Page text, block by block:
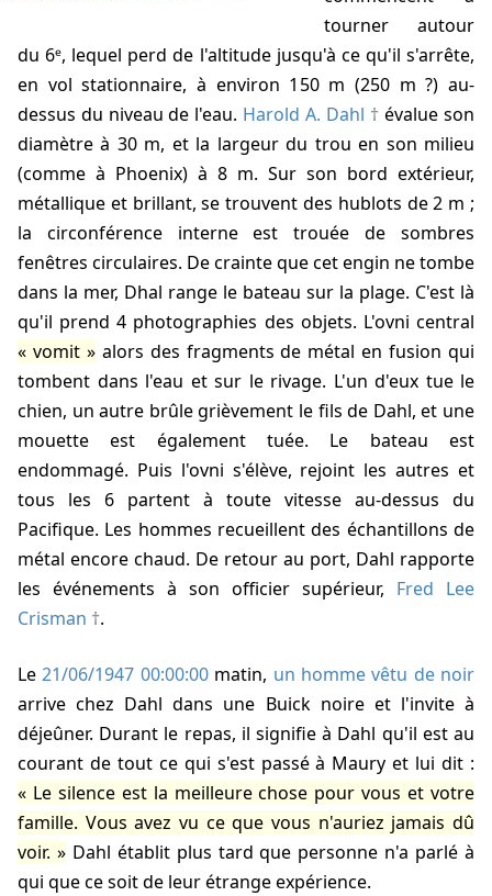
tourner autour
du 6ᵉ, lequel perd de l'altitude jusqu'à ce qu'il s'arrête,
en vol stationnaire, à environ 150 m (250 m ?) au-
dessus du niveau de l'eau. Harold A. Dahl
évalue son
diamètre à 30 m, et la largeur du trou en son milieu
(comme à Phoenix) à 8 m. Sur son bord extérieur,
métallique et brillant, se trouvent des hublots de 2 m ;
la circonférence interne est trouée de sombres
fenêtres circulaires. De crainte que cet engin ne tombe
dans la mer, Dhal range le bateau sur la plage. C'est là
qu'il prend 4 photographies des objets. L'ovni central
vomit
alors des fragments de métal en fusion qui
tombent dans l'eau et sur le rivage. L'un d'eux tue le
chien, un autre brûle grièvement le fils de Dahl, et une
mouette est également tuée. Le bateau est
endommagé. Puis l'ovni s'élève, rejoint les autres et
tous les 6 partent à toute vitesse au-dessus du
Pacifique. Les hommes recueillent des échantillons de
métal encore chaud. De retour au port, Dahl rapporte
les événements à son officier supérieur, Fred Lee
Crisman
.
Le21/06/1947 00:00:00matin, un homme vêtu de noir
arrive chez Dahl dans une Buick noire et l'invite à
déjeûner. Durant le repas, il signifie à Dahl qu'il est au
courant de tout ce qui s'est passé à Maury et lui dit :
Le silence est la meilleure chose pour vous et votre
famille. Vous avez vu ce que vous n'auriez jamais dû
voir.
Dahl établit plus tard que personne n'a parlé à
qui que ce soit de leur étrange expérience.